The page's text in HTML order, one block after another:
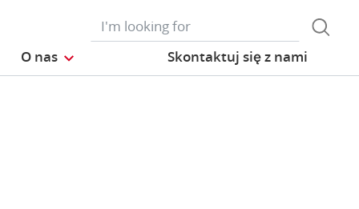
O nas Skontaktuj się z nami